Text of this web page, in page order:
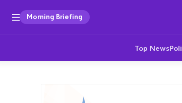
Morning Briefing
Top News